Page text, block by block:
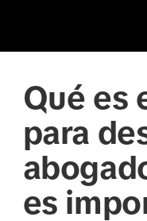
Qué es
para
es